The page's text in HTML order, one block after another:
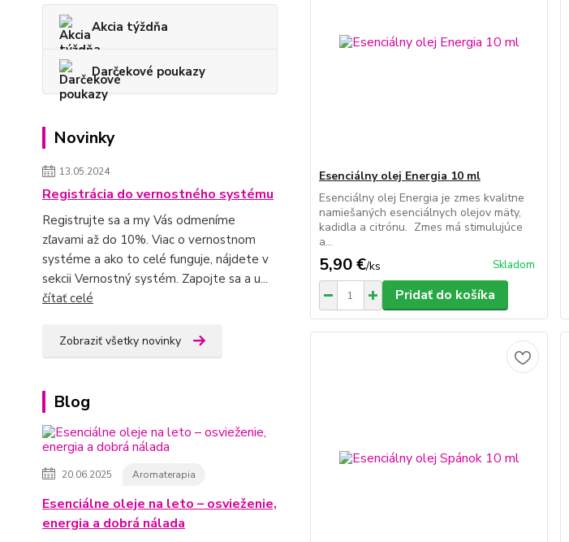
Akcia týždňa
Darčekové poukazy
Novinky
13.05.2024
Registrácia do vernostného systému
Registrujte sa a my Vás odmeníme
zľavami až do 10%. Viac o vernostnom
systéme a ako to celé funguje, nájdete v
sekcii Vernostný systém. Zapojte sa a u...
čítať celé
Zobraziť všetky novinky
Blog
20.06.2025 Aromaterapia
Esenciálne oleje na leto – osvieženie,
energia a dobrá nálada
Esenciálny olej Energia 10 ml
Esenciálny olej Energia je zmes kvalitne
namiešaných esenciálnych olejov mäty,
kadidla a citrónu. Zmes má stimulujúce
a...
5,90 €/ks Skladom
Pridať do košíka